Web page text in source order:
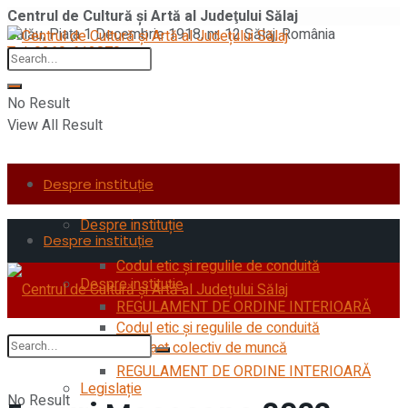
Centrul de Cultură şi Artă al Judeţului Sălaj
Zalău, Piaţa 1 Decembrie 1918, nr. 12 Sălaj, România
Tel: 0260-612870
No Result
View All Result
Despre instituție
Despre instituție
Codul etic şi regulile de conduită
REGULAMENT DE ORDINE INTERIOARĂ
Contract colectiv de muncă
Legislație
Despre instituție
Despre instituție
Codul etic şi regulile de conduită
REGULAMENT DE ORDINE INTERIOARĂ
No Result